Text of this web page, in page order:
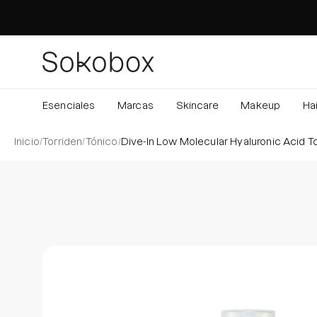
contenido
Esenciales Marcas Skincare Makeup
Inicio/Torriden/Tónico/Dive-In Low Molecular Hyaluronic Acid